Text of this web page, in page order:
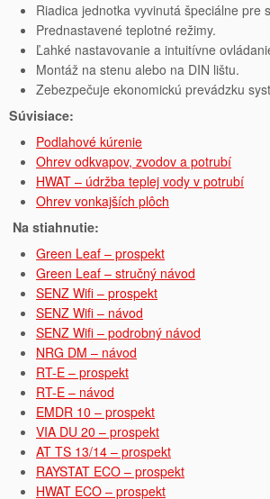
Riadica jednotka vyvinutá špeciálne pre
Prednastavené teplotné režimy.
Ľahké nastavovanie a intuitívne
Montáž na stenu alebo na DIN lištu.
Zebezpečuje ekonomickú prevádzku
Súvisiace:
Podlahové kúrenie
Ohrev odkvapov, zvodov a potrubí
HWAT – údržba teplej vody v potrubí
Ohrev vonkajších plôch
Na stiahnutie:
Green Leaf – prospekt
Green Leaf – stručný návod
SENZ Wifi – prospekt
SENZ Wifi – návod
SENZ Wifi – podrobný návod
NRG DM – návod
RT-E – prospekt
RT-E – návod
EMDR 10 – prospekt
VIA DU 20 – prospekt
AT TS 13/14 – prospekt
RAYSTAT ECO – prospekt
HWAT ECO – prospekt